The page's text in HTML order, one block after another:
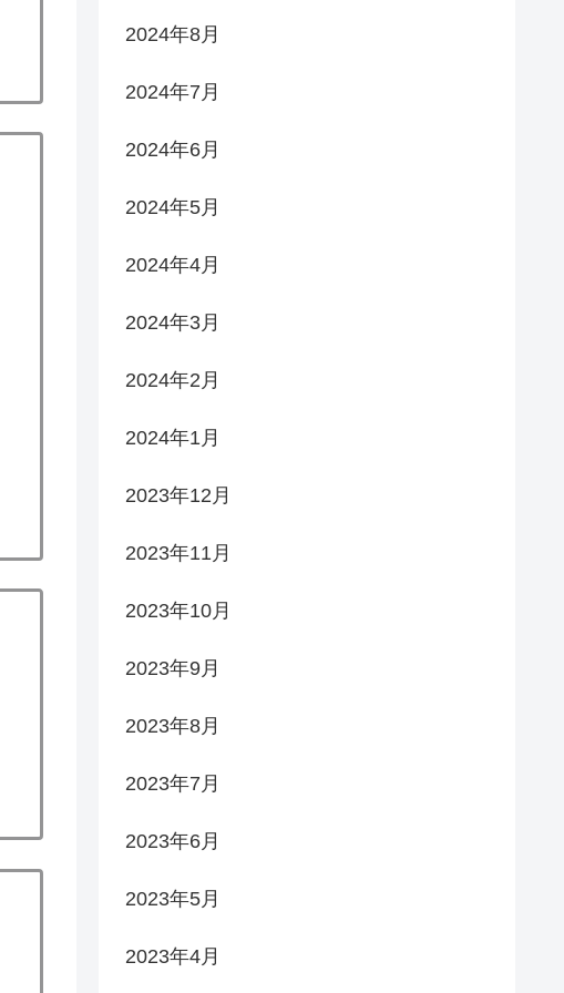
2024年8月
2024年7月
2024年6月
2024年5月
2024年4月
2024年3月
2024年2月
2024年1月
2023年12月
2023年11月
2023年10月
2023年9月
2023年8月
2023年7月
2023年6月
2023年5月
2023年4月